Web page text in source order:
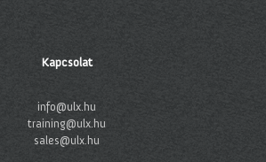
Kapcsolat
info@ulx.hu
training@ulx.hu
sales@ulx.hu